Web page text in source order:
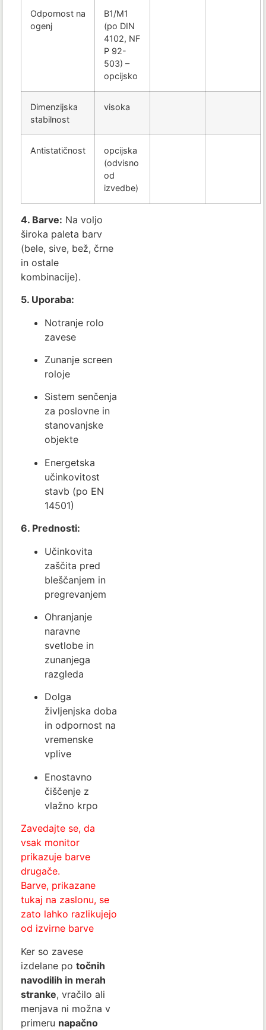
Odpornost na
ogenj
B1/M1
(po DIN
4102, NF
P 92-
503) –
opcijsko
Dimenzijska
stabilnost
visoka
Antistatičnost
opcijska
(odvisno
od
izvedbe)
4. Barve: Na voljo
široka paleta barv
(bele, sive, bež, črne
in ostale
kombinacije).
5. Uporaba:
Notranje rolo
zavese
Zunanje screen
roloje
Sistem senčenja
za poslovne in
stanovanjske
objekte
Energetska
učinkovitost
stavb (po EN
14501)
6. Prednosti:
Učinkovita
zaščita pred
bleščanjem in
pregrevanjem
Ohranjanje
naravne
svetlobe in
zunanjega
razgleda
Dolga
življenjska doba
in odpornost na
vremenske
vplive
Enostavno
čiščenje z
vlažno krpo
Zavedajte se, da
vsak monitor
prikazuje barve
drugače.
Barve, prikazane
tukaj na zaslonu, se
zato lahko razlikujejo
od izvirne barve
Ker so zavese
izdelane po točnih
navodilih in merah
stranke, vračilo ali
menjava ni možna v
primeru napačno